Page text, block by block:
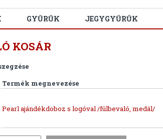
GYŰRŰK JEGYGYŰRŰK
KOSÁR
Termék megnevezése
Pearl ajándékdoboz s logóval /fülbevaló, medál/